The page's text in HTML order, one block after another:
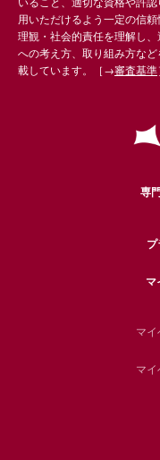
用いただけるよう一定の信
理観・社会的責任を理解し
への考え方、取り組み方な
載しています。［→審査基準］
専
マ
マ
マ